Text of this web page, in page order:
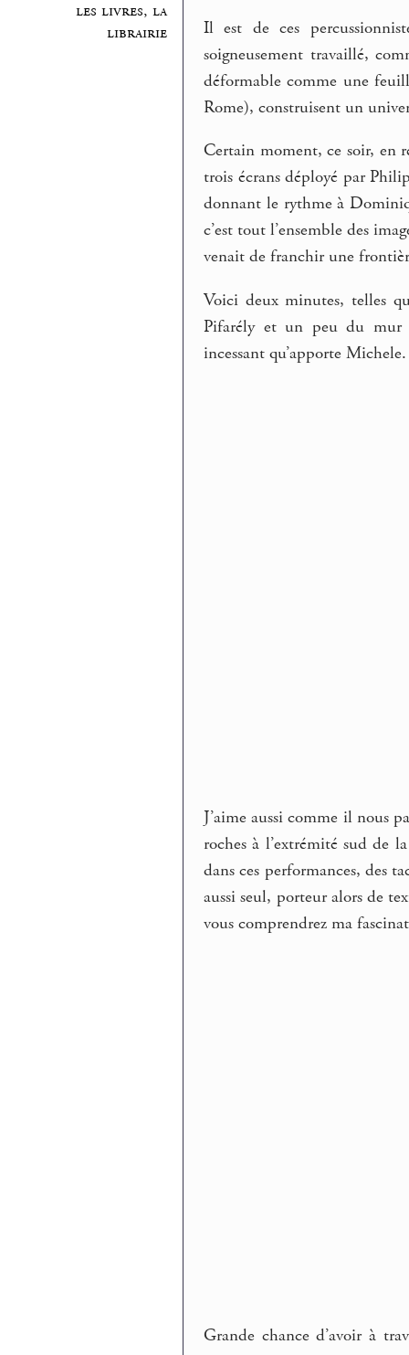
les livres, la
librairie
Il est de ces
soigneusement travaillé,
déformable comme une
Rome), construisent un
Certain moment, ce soir, en
trois écrans déployé par
donnant le rythme à
c’est tout l’ensemble des
venait de franchir une
Voici deux minutes, telles
Pifarély et un peu du mur
incessant qu’apporte Michele.
J’aime aussi comme il nous
roches à l’extrémité sud de
dans ces performances, des
aussi seul, porteur alors de
vous comprendrez ma
Grande chance d’avoir à